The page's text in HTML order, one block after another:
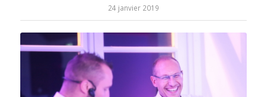
24 janvier 2019